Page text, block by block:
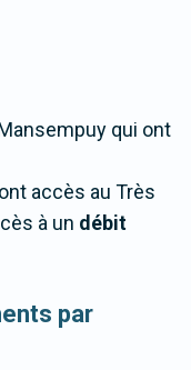
qui ont
accès au Très
à un débit
par